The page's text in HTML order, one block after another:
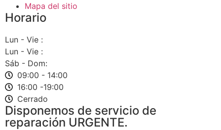
Mapa del sitio
Horario
Lun - Vie :
Lun - Vie :
Sáb - Dom:
09:00 - 14:00
16:00 -19:00
Cerrado
Disponemos de servicio de
reparación URGENTE.